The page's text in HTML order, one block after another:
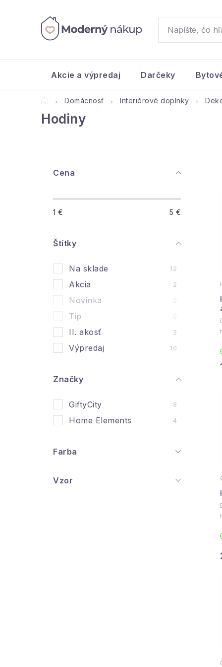
Akcie a výpredaj Darčeky
DomovDomácnosť Interiérové doplnky
Hodiny
Cena
1 € 5 €
Štítky
Na sklade 12
Akcia 2
Novinka 0
Tip 0
II. akosť 2
Výpredaj 10
Značky
GiftyCity 8
Home Elements 4
Farba
Vzor